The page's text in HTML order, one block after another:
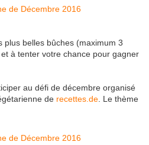
plus belles bûches (maximum 3
à tenter votre chance pour gagner
au défi de décembre organisé
de recettes.de Le thème